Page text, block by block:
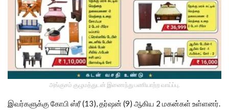
அங்குசம் குழுமத்துடன் இணைந்து பணியாற்ற வாய்ப்பு.
இவர்களுக்கு கோபி ஸ்ரீ (13), தர்ஷன் (9) ஆகிய 2 மகன்கள் உள்ளனர்.